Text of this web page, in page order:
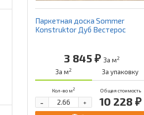
Паркетная доска Sommer
Konstruktor Дуб Вестерос
3 845 ₽За м2
За м2 За упаковку
Кол-во м2 Общая стоимость
10 228 ₽
+
-